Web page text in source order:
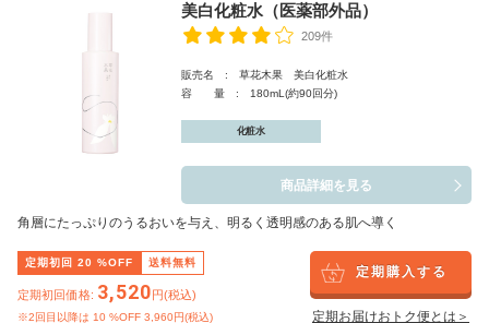
美白化粧水（医薬部外品）
209件
販売名 : 草花木果 美白化粧水
容 量 : 180mL(約90回分)
化粧水
商品詳細を見る
角層にたっぷりのうるおいを与え、明るく透明感のある肌へ導く
定期初回 20 %OFF 送料無料
定期初回価格: 3,520円(税込)
※2回目以降は 10 %OFF 3,960円(税込)
定期購入する
定期お届けおトク便とは＞